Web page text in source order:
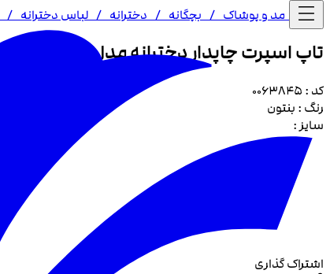
خانه / مد و پوشاک / بچگانه / دخترانه / لباس دخترانه /
تاپ اسپرت چاپدار دخترانه مدل 3845
کد : 0063845
رنگ : بنتون
سایز :
اشتراک گذاری